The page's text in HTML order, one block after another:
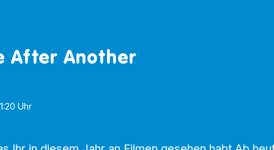
After Another
Uhr